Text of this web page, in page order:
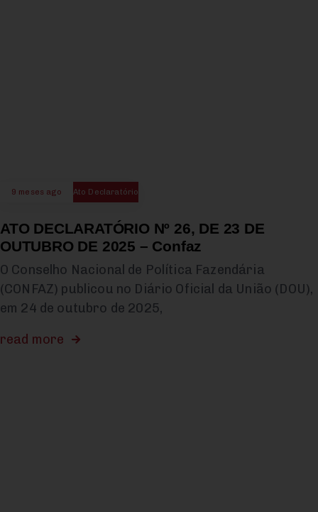
9 meses ago Ato Declaratório
ATO DECLARATÓRIO Nº 26, DE 23 DE
OUTUBRO DE 2025 – Confaz
O Conselho Nacional de Política Fazendária
(CONFAZ) publicou no Diário Oficial da União (DOU),
em 24 de outubro de 2025,
read more